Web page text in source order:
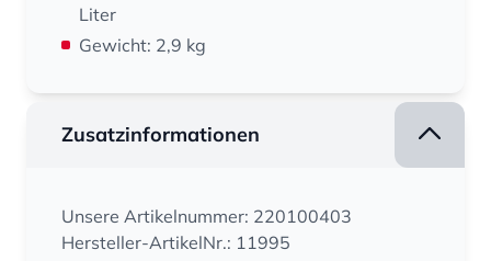
Liter
Gewicht: 2,9 kg
Zusatzinformationen
Unsere Artikelnummer: 220100403
Hersteller-ArtikelNr.: 11995